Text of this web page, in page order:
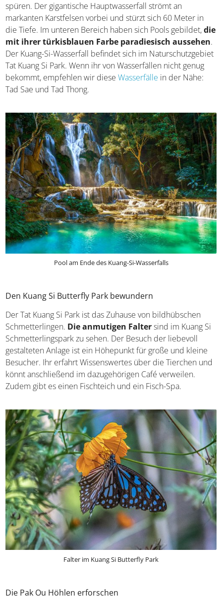
spüren. Der gigantische Hauptwasserfall strömt an
markanten Karstfelsen vorbei und stürzt sich 60 Meter in
die Tiefe. Im unteren Bereich haben sich Pools gebildet,die
mit ihrer türkisblauen Farbe paradiesisch aussehen.
Der Kuang-Si-Wasserfall befindet sich im Naturschutzgebiet
Tat Kuang Si Park. Wenn ihr von Wasserfällen nicht genug
bekommt, empfehlen wir dieseWasserfälle in der Nähe:
Tad Sae und Tad Thong.
Pool am Ende des Kuang-Si-Wasserfalls
Den Kuang Si Butterfly Park bewundern
Der Tat Kuang Si Park ist das Zuhause von bildhübschen
Schmetterlingen. Die anmutigen Faltersind im Kuang Si
Schmetterlingspark zu sehen. Der Besuch der liebevoll
gestalteten Anlage ist ein Höhepunkt für große und kleine
Besucher. Ihr erfahrt Wissenswertes über die Tierchen und
könnt anschließend im dazugehörigen Café verweilen.
Zudem gibt es einen Fischteich und ein Fisch-Spa.
Falter im Kuang Si Butterfly Park
Die Pak Ou Höhlen erforschen